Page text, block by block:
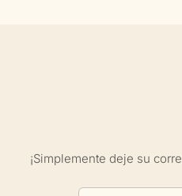
¡Simplemente deje su